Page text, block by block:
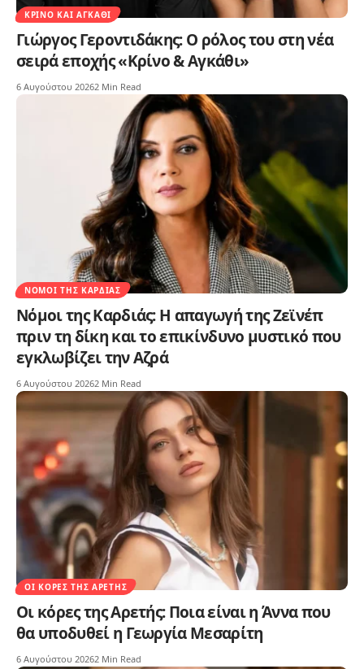
ΚΡΊΝΟ ΚΑΙ ΑΓΚΆΘΙ
Γιώργος Γεροντιδάκης: Ο ρόλος του στη νέα
σειρά εποχής «Κρίνο & Αγκάθι»
6 Αυγούστου 20262 Min Read
ΝΌΜΟΙ ΤΗΣ ΚΑΡΔΙΆΣ
Νόμοι της Καρδιάς: Η απαγωγή της Ζεϊνέπ
πριν τη δίκη και το επικίνδυνο μυστικό που
εγκλωβίζει την Αζρά
6 Αυγούστου 20262 Min Read
ΟΙ ΚΌΡΕΣ ΤΗΣ ΑΡΕΤΉΣ
Οι κόρες της Αρετής: Ποια είναι η Άννα που
θα υποδυθεί η Γεωργία Μεσαρίτη
6 Αυγούστου 20262 Min Read